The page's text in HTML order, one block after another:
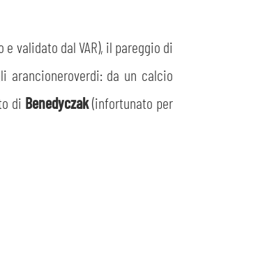
validato dal VAR), il pareggio di
arancioneroverdi: da un calcio
di Benedyczak(infortunato per